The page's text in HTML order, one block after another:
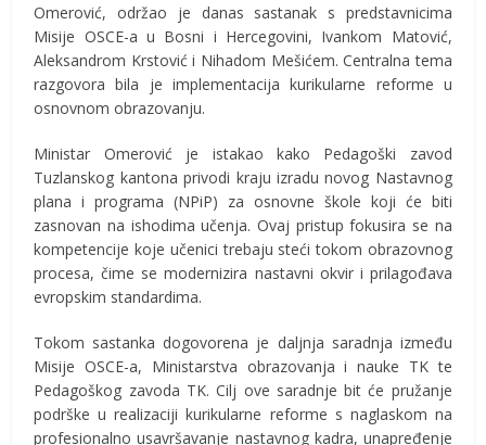
Omerović, održao je danas sastanak s predstavnicima
Misije OSCE-a u Bosni i Hercegovini, Ivankom Matović,
Aleksandrom Krstović i Nihadom Mešićem. Centralna tema
razgovora bila je implementacija kurikularne reforme u
osnovnom obrazovanju.
Ministar Omerović je istakao kako Pedagoški zavod
Tuzlanskog kantona privodi kraju izradu novog Nastavnog
plana i programa (NPiP) za osnovne škole koji će biti
zasnovan na ishodima učenja. Ovaj pristup fokusira se na
kompetencije koje učenici trebaju steći tokom obrazovnog
procesa, čime se modernizira nastavni okvir i prilagođava
evropskim standardima.
Tokom sastanka dogovorena je daljnja saradnja između
Misije OSCE-a, Ministarstva obrazovanja i nauke TK te
Pedagoškog zavoda TK. Cilj ove saradnje bit će pružanje
podrške u realizaciji kurikularne reforme s naglaskom na
profesionalno usavršavanje nastavnog kadra, unapređenje